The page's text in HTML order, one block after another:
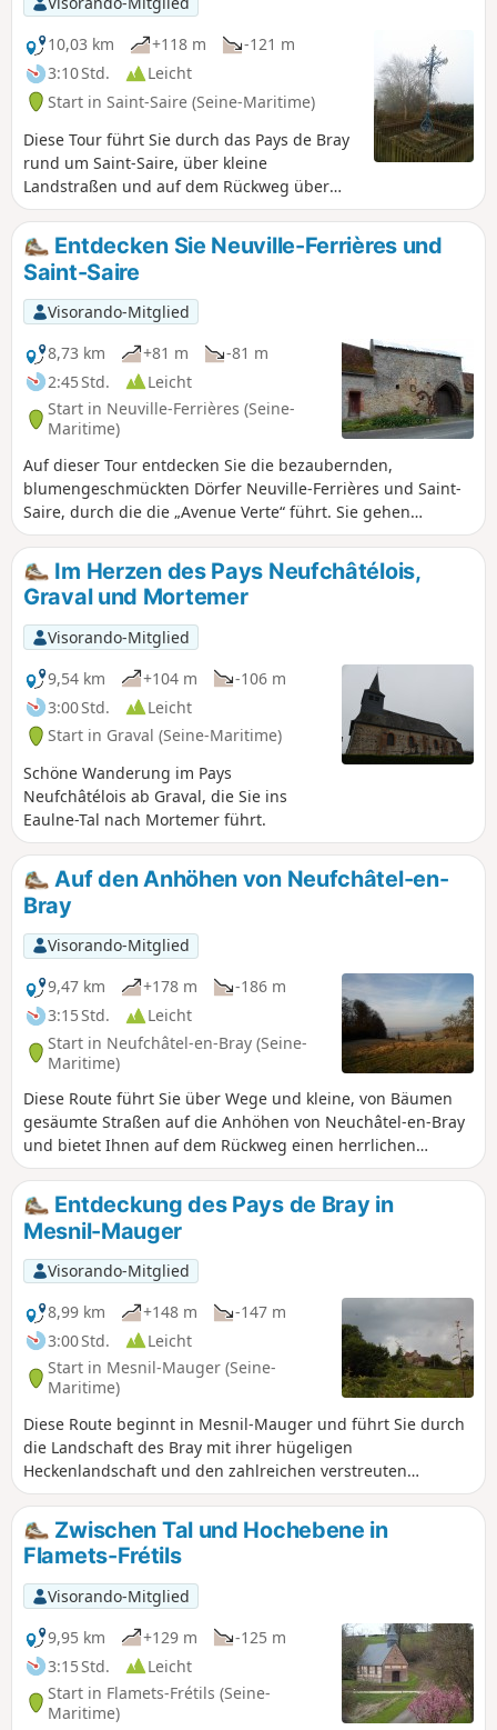
10,03 km
+118 m
-121 m
3:10 Std.
Leicht
Start in Saint-Saire (Seine-Maritime)
Diese Tour führt Sie durch das Pays de Bray
rund um Saint-Saire, über kleine
Landstraßen und auf dem Rückweg über
einen Abschnitt der „Avenue Verte“. Im
Laufe dieser Tour entdecken Sie vier der
sieben Kalvarienberge von Saint-Saire.
Entdecken Sie Neuville-Ferrières und
Saint-Saire
Visorando-Mitglied
8,73 km
+81 m
-81 m
2:45 Std.
Leicht
Start in Neuville-Ferrières (Seine-
Maritime)
Auf dieser Tour entdecken Sie die bezaubernden,
blumengeschmückten Dörfer Neuville-Ferrières und Saint-
Saire, durch die die „Avenue Verte“ führt. Sie gehen
hauptsächlich auf Departements- und Gemeindestraßen.
Im Herzen des Pays Neufchâtélois,
Graval und Mortemer
Visorando-Mitglied
9,54 km
+104 m
-106 m
3:00 Std.
Leicht
Start in Graval (Seine-Maritime)
Schöne Wanderung im Pays
Neufchâtélois ab Graval, die Sie ins
Eaulne-Tal nach Mortemer führt.
Auf den Anhöhen von Neufchâtel-en-
Bray
Visorando-Mitglied
9,47 km
+178 m
-186 m
3:15 Std.
Leicht
Start in Neufchâtel-en-Bray (Seine-
Maritime)
Diese Route führt Sie über Wege und kleine, von Bäumen
gesäumte Straßen auf die Anhöhen von Neuchâtel-en-Bray
und bietet Ihnen auf dem Rückweg einen herrlichen
Ausblick auf die Boutonnière des Pays de Bray.
Entdeckung des Pays de Bray in
Mesnil-Mauger
Visorando-Mitglied
8,99 km
+148 m
-147 m
3:00 Std.
Leicht
Start in Mesnil-Mauger (Seine-
Maritime)
Diese Route beginnt in Mesnil-Mauger und führt Sie durch
die Landschaft des Bray mit ihrer hügeligen
Heckenlandschaft und den zahlreichen verstreuten
Bauernhöfen.
Zwischen Tal und Hochebene in
Flamets-Frétils
Visorando-Mitglied
9,95 km
+129 m
-125 m
3:15 Std.
Leicht
Start in Flamets-Frétils (Seine-
Maritime)